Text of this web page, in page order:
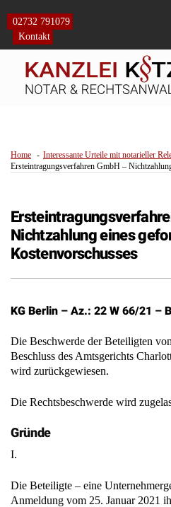
content
02732 791079
Kontakt
Home
Interessante Urteile mit notarieller
Ersteintragungsverfahren GmbH –
Nichtzahlung eines
Kostenvorschusses
KG Berlin – Az.: 22 W 66/21 –
Die Beschwerde der Beteiligten
Beschluss des Amtsgerichts
wird zurückgewiesen.
Die Rechtsbeschwerde wird
Gründe
I.
Die Beteiligte – eine
Anmeldung vom 25. Januar 2021